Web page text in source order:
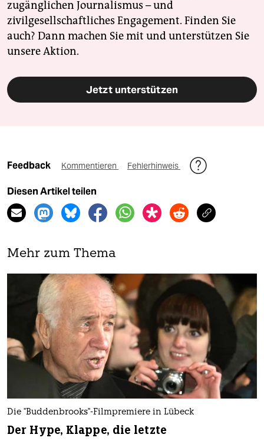
zugänglichen Journalismus – und
zivilgesellschaftliches Engagement. Finden Sie
auch? Dann machen Sie mit und unterstützen Sie
unsere Aktion.
Jetzt unterstützen
Feedback Kommentieren Fehlerhinweis
Diesen Artikel teilen
Mehr zum Thema
Die "Buddenbrooks"-Filmpremiere in Lübeck
Der Hype, Klappe, die letzte